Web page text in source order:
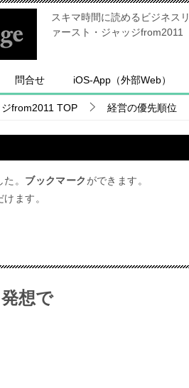
スキマ時間に読めるビジネス
ァースト・ジャッジfrom2011
問合せ iOS-App（外部Web）
from2011 TOP 経営の優先順位
。 ブックマーク ができます。
ます。
想で